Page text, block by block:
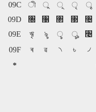
09C
ী ু ূ ৃ ৄ
09D
৐ ৑ ৒ ৓ ৔
09E
ৠ ৡ ৢ ৣ ৤
09F
ৰ ৱ ৲ ৳ ৴
*